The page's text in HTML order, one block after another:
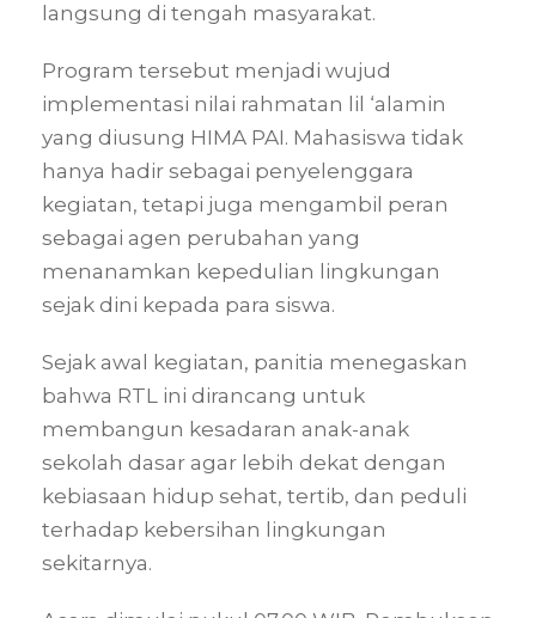
langsung di tengah masyarakat.
Program tersebut menjadi wujud
implementasi nilai rahmatan lil ‘alamin
yang diusung HIMA PAI. Mahasiswa tidak
hanya hadir sebagai penyelenggara
kegiatan, tetapi juga mengambil peran
sebagai agen perubahan yang
menanamkan kepedulian lingkungan
sejak dini kepada para siswa.
Sejak awal kegiatan, panitia menegaskan
bahwa RTL ini dirancang untuk
membangun kesadaran anak-anak
sekolah dasar agar lebih dekat dengan
kebiasaan hidup sehat, tertib, dan peduli
terhadap kebersihan lingkungan
sekitarnya.